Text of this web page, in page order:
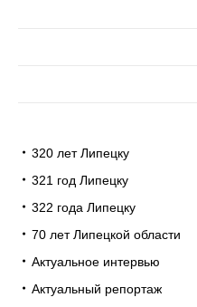
320 лет Липецку
321 год Липецку
322 года Липецку
70 лет Липецкой области
Актуальное интервью
Актуальный репортаж